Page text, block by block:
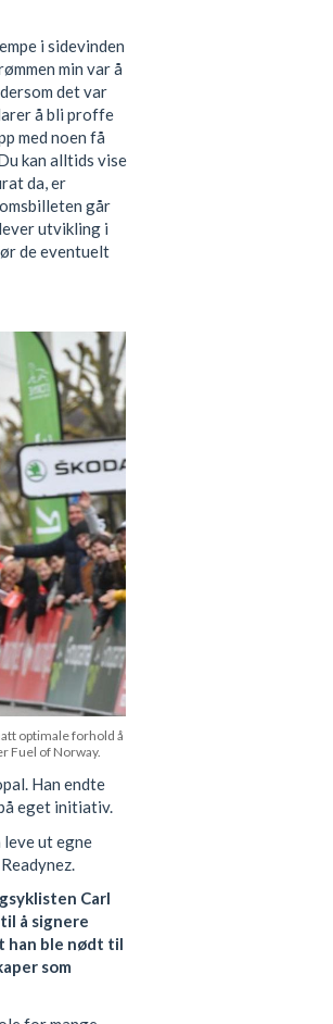
i sidevinden
min var å
det var
å bli proffe
med noen få
kan alltids vise
da, er
går
utvikling i
de eventuelt
optimale forhold å
Fuel of Norway.
Han endte
eget initiativ.
leve ut egne
Carl
å signere
han ble nødt til
som